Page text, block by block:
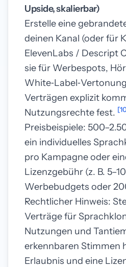
Upside, skalierbar)
Erstelle eine
deinen Kanal (oder für
ElevenLabs / Descript
sie für Werbespots,
Verträgen explizit
Nutzungsrechte fest.
Preisbeispiele:
ein individuelles
pro Kampagne oder
Lizenzgebühr (z. B.
Werbebudgets oder
Rechtlicher Hinweis:
Verträge für
Nutzungen und
erkennbaren Stimmen
Erlaubnis und eine